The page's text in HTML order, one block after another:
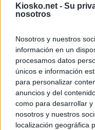
Kiosko.net - Su
nosotros
Nosotros y nuestros
información en un
procesamos datos
únicos e información
para personalizar
anuncios y del
como para desarrollar
nosotros y nuestros
localización geográfica